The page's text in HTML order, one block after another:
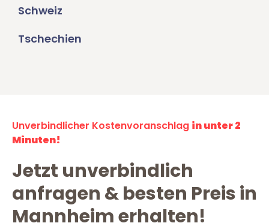
Schweiz
Tschechien
Unverbindlicher Kostenvoranschlag in unter 2
Minuten!
Jetzt unverbindlich
anfragen & besten Preis in
Mannheim erhalten!